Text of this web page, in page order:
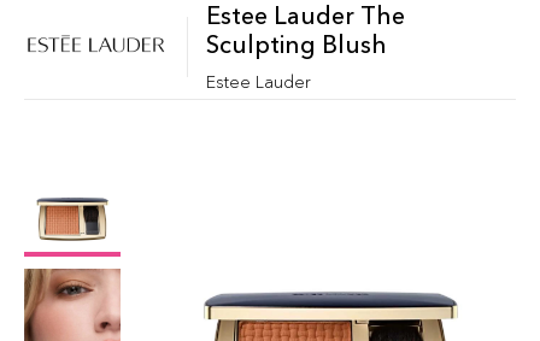
Estee Lauder The
Sculpting Blush
Estee Lauder